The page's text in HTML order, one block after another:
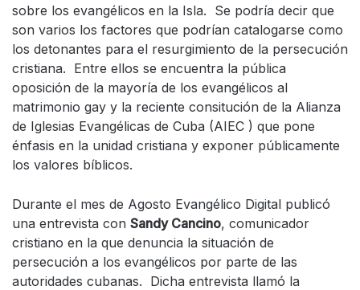
sobre los evangélicos en la Isla. Se podría decir que
son varios los factores que podrían catalogarse como
los detonantes para el resurgimiento de la persecución
cristiana. Entre ellos se encuentra la pública
oposición de la mayoría de los evangélicos al
matrimonio gay y la reciente consitución de la Alianza
de Iglesias Evangélicas de Cuba (AIEC ) que pone
énfasis en la unidad cristiana y exponer públicamente
los valores bíblicos.
Durante el mes de Agosto Evangélico Digital publicó
una entrevista con Sandy Cancino, comunicador
cristiano en la que denuncia la situación de
persecución a los evangélicos por parte de las
autoridades cubanas. Dicha entrevista llamó la